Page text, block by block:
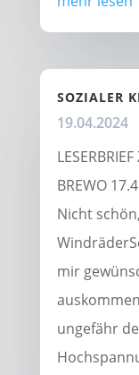
SOZIALER
19.04.2024
BREWO
Nicht
mir
ungefähr